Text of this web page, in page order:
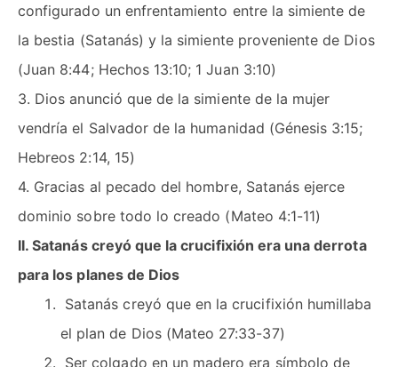
configurado un enfrentamiento entre la simiente de
la bestia (Satanás) y la simiente proveniente de Dios
(Juan 8:44; Hechos 13:10; 1 Juan 3:10)
3. Dios anunció que de la simiente de la mujer
vendría el Salvador de la humanidad (Génesis 3:15;
Hebreos 2:14, 15)
4. Gracias al pecado del hombre, Satanás ejerce
dominio sobre todo lo creado (Mateo 4:1-11)
II. Satanás creyó que la crucifixión era una derrota
para los planes de Dios
Satanás creyó que en la crucifixión humillaba
el plan de Dios (Mateo 27:33-37)
Ser colgado en un madero era símbolo de